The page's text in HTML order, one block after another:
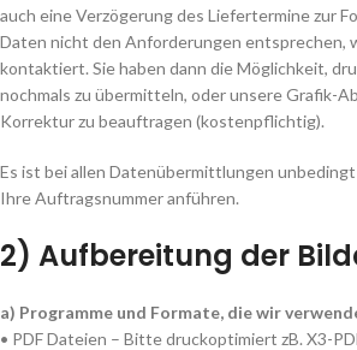
auch eine Verzögerung des Liefertermine zur
Daten nicht den Anforderungen entsprechen,
kontaktiert. Sie haben dann die Möglichkeit,
nochmals zu übermitteln, oder unsere Grafik-
Korrektur zu beauftragen (kostenpflichtig).
Es ist bei allen Datenübermittlungen
Ihre Auftragsnummer anführen.
2) Aufbereitung der
a) Programme und Formate, die wir
• PDF Dateien – Bitte druckoptimiert zB. X3-